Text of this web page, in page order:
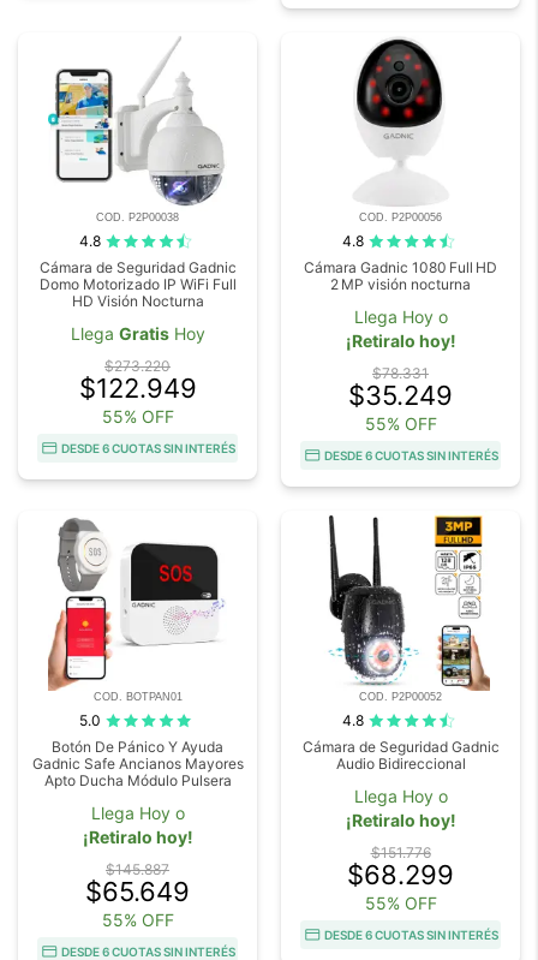
COD. P2P00038
4.8
Cámara de Seguridad Gadnic
Domo Motorizado IP WiFi Full
HD Visión Nocturna
Llega GratisHoy
$273.220
$122.949
55% OFF
DESDE 6 CUOTAS SIN INTERÉS
COD. P2P00056
4.8
Cámara Gadnic 1080 Full HD
2 MP visión nocturna
Llega Hoy o
¡Retiralo hoy!
$78.331
$35.249
55% OFF
DESDE 6 CUOTAS SIN INTERÉS
COD. BOTPAN01
5.0
Botón De Pánico Y Ayuda
Gadnic Safe Ancianos Mayores
Apto Ducha Módulo Pulsera
Llega Hoy o
¡Retiralo hoy!
$145.887
$65.649
55% OFF
DESDE 6 CUOTAS SIN INTERÉS
COD. P2P00052
4.8
Cámara de Seguridad Gadnic
Audio Bidireccional
Llega Hoy o
¡Retiralo hoy!
$151.776
$68.299
55% OFF
DESDE 6 CUOTAS SIN INTERÉS